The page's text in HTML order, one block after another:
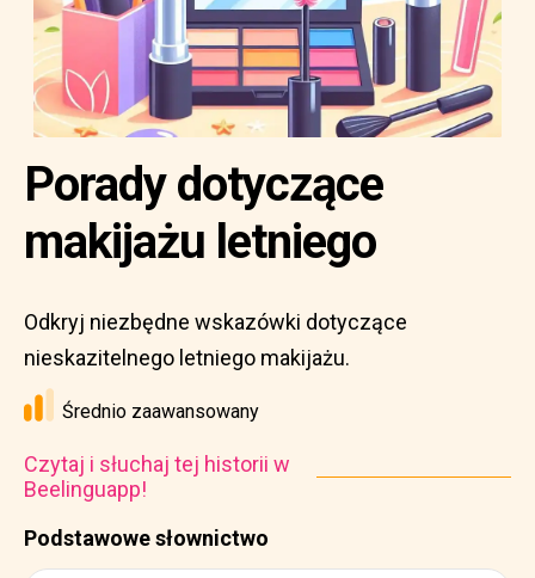
Podstawowe słownictwo
Porady dotyczące
makijażu letniego
Odkryj niezbędne wskazówki dotyczące
nieskazitelnego letniego makijażu.
Średnio zaawansowany
Czytaj i słuchaj tej historii w
Beelinguapp!